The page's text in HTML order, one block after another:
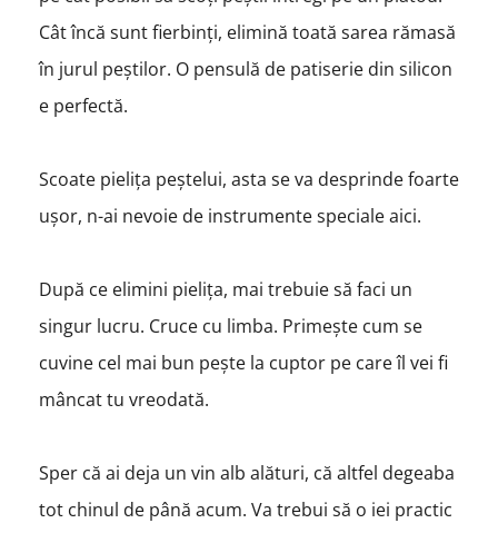
Cât încă sunt fierbinți, elimină toată sarea rămasă
în jurul peștilor. O pensulă de patiserie din silicon
e perfectă.
Scoate pielița peștelui, asta se va desprinde foarte
ușor, n-ai nevoie de instrumente speciale aici.
După ce elimini pielița, mai trebuie să faci un
singur lucru. Cruce cu limba. Primește cum se
cuvine cel mai bun pește la cuptor pe care îl vei fi
mâncat tu vreodată.
Sper că ai deja un vin alb alături, că altfel degeaba
tot chinul de până acum. Va trebui să o iei practic